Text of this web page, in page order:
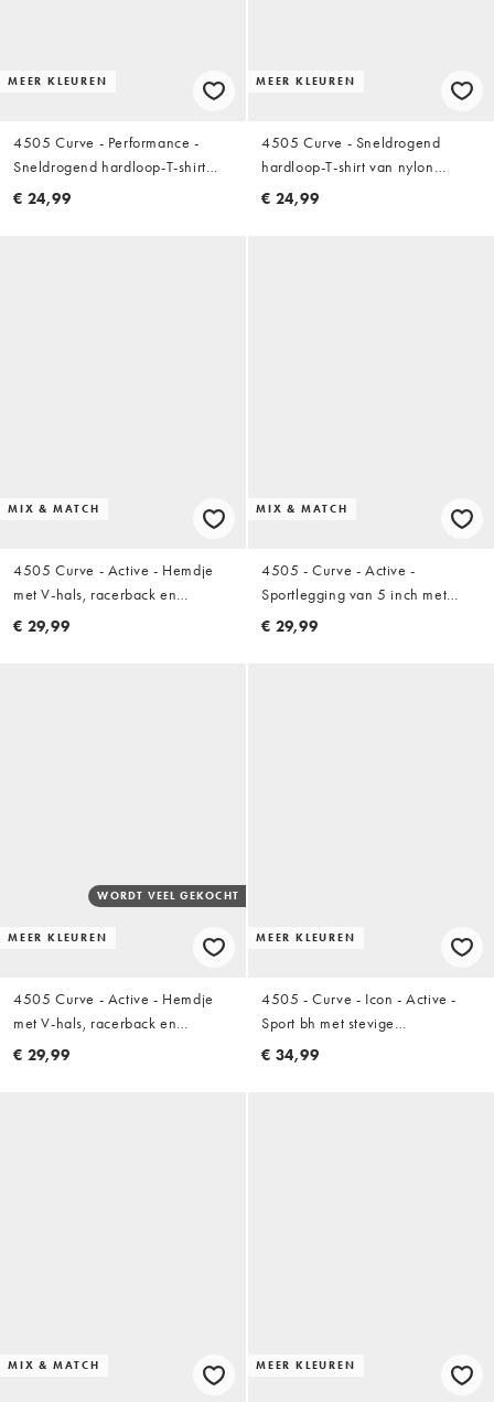
MEER KLEUREN
4505 Curve - Performance -
Sneldrogend hardloop-T-shirt
van nylon mesh in wit
€ 24,99
MEER KLEUREN
4505 Curve - Sneldrogend
hardloop-T-shirt van nylon
performance mesh in zwart
€ 24,99
MIX & MATCH
4505 Curve - Active - Hemdje
met V-hals, racerback en
ingebouwde bh in zwart
€ 29,99
MIX & MATCH
4505 - Curve - Active -
Sportlegging van 5 inch met
vormgevende hoge taille in
€ 29,99
MEER KLEUREN
WORDT VEEL GEKOCHT
4505 Curve - Active - Hemdje
met V-hals, racerback en
ingebouwde bh in wit
€ 29,99
MEER KLEUREN
4505 - Curve - Icon - Active -
Sport bh met stevige
ondersteuning met uitneembare
€ 34,99
MIX & MATCH MEER KLEUREN